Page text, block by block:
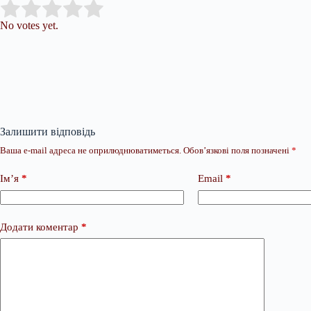
Rate this item:
No votes yet.
Залишити відповідь
Ваша e-mail адреса не оприлюднюватиметься. Обов’язкові поля позначені *
Ім’я * Email *
Додати коментар *